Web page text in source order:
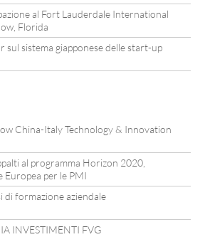
al Fort Lauderdale International
Florida
sul sistema giapponese delle start-up
China-Italy Technology & Innovation
al programma Horizon 2020,
Europea per le PMI
di formazione aziendale
INVESTIMENTI FVG